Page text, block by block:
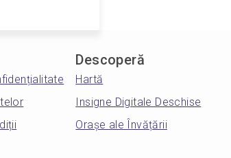
Descoperă
Hartă
Insigne Digitale Deschise
Orașe ale Învățării